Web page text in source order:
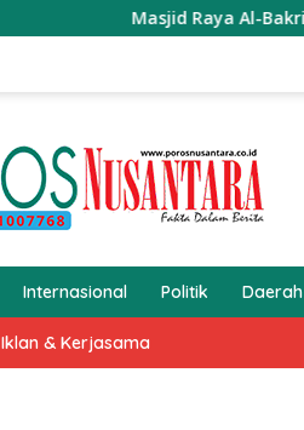
Masjid Raya Al-Bakri
Internasional Politik Daerah
Iklan & Kerjasama